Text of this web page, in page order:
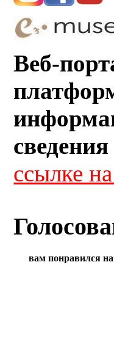
Веб-
ссылке
вам понравился